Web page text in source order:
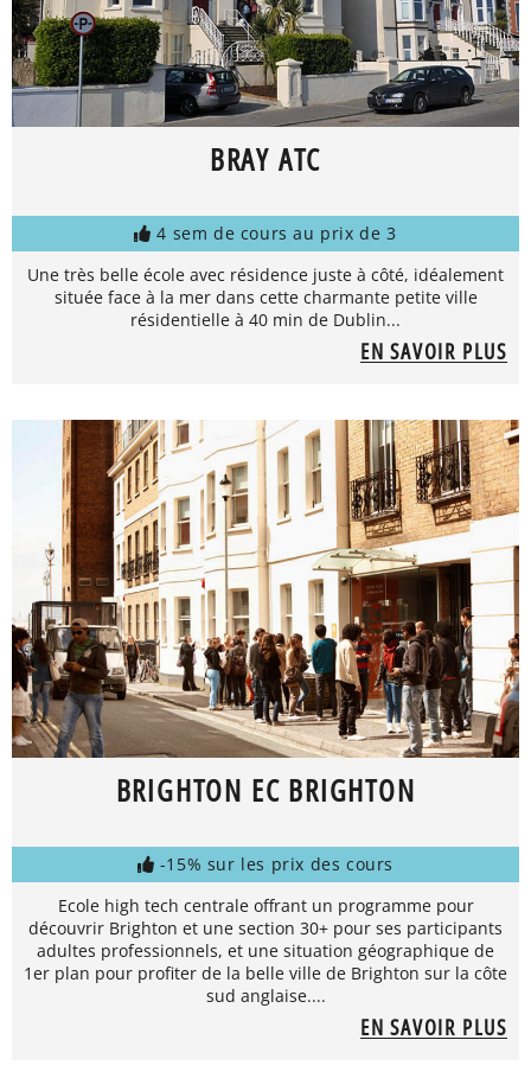
BRAY ATC
4 sem de cours au prix de 3
Une très belle école avec résidence juste à côté, idéalement
située face à la mer dans cette charmante petite ville
résidentielle à 40 min de Dublin...
EN SAVOIR PLUS
BRIGHTON EC BRIGHTON
-15% sur les prix des cours
Ecole high tech centrale offrant un programme pour
découvrir Brighton et une section 30+ pour ses participants
adultes professionnels, et une situation géographique de
1er plan pour profiter de la belle ville de Brighton sur la côte
sud anglaise....
EN SAVOIR PLUS